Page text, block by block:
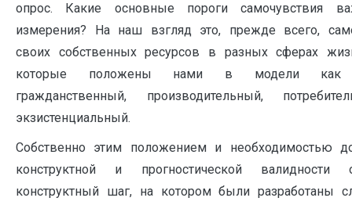
опрос. Какие основные пороги самочувствия
измерения? На наш взгляд это, прежде всего,
своих собственных ресурсов в разных сферах
которые положены нами в модели как
гражданственный, производительный,
экзистенциальный.
Собственно этим положением и необходимостью
конструктной и прогностической валидности
конструктный шаг, на котором были разработаны